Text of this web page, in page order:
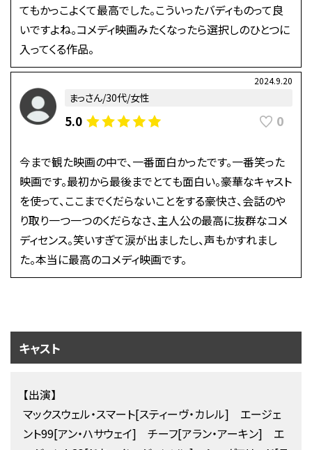
てもかっこよくて最高でした。こういったバディものって良
いですよね。コメディ映画みたくなったら選択しのひとつに
入ってくる作品。
2024.9.20
まっさん/30代/女性
5.0 0
今まで観た映画の中で、一番面白かったです。一番笑った
映画です。最初から最後までとても面白い。豪華なキャスト
を使って、ここまでくだらないことをする豪快さ、会話のや
り取り一つ一つのくだらなさ、主人公の最高に抜群なコメ
ディセンス。笑いすぎて涙が出ましたし、声もかすれまし
た。本当に最高のコメディ映画です。
キャスト
【出演】
マックスウェル・スマート[スティーヴ・カレル] エージェ
ント99[アン・ハサウェイ] チーフ[アラン・アーキン] エ